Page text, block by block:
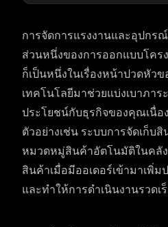
การจัดการแรงงานและอุปกร
ส่วนหนึ่งของการออกแบบโคร
ก็เป็นหนึ่งในเรื่องหน้าปวดหัว
เทคโนโลยีมาช่วยแบ่งเบาภาร
ประโยชน์กับธุรกิจของคุณเนื่อ
ตัวอย่างเช่น ระบบการจัดเก็บ
หมวดหมู่สินค้าอัตโนมัติในคลัง
สินค้าเมื่อมีออเดอร์เข้ามาเพิ่
และทำให้การดำเนินงานรวดเ